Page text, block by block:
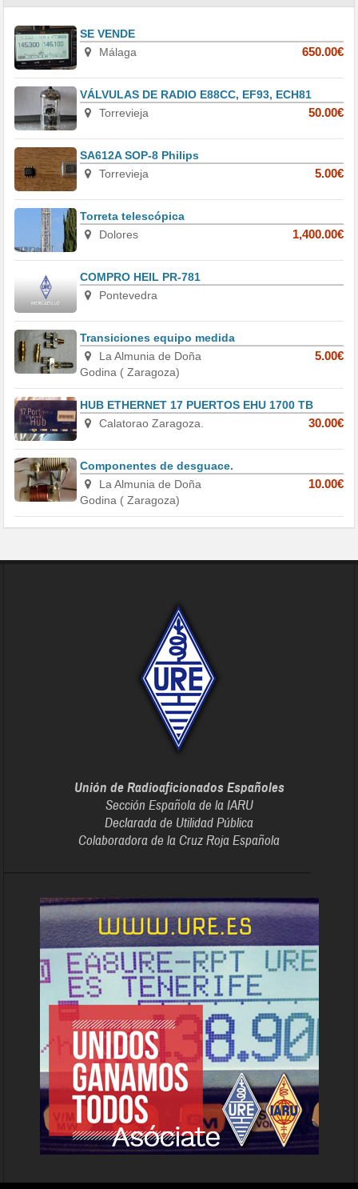
SE VENDE
Málaga
650.00€
VÁLVULAS DE RADIO E88CC, EF93, ECH81
Torrevieja
50.00€
SA612A SOP-8 Philips
Torrevieja
5.00€
Torreta telescópica
Dolores
1,400.00€
COMPRO HEIL PR-781
Pontevedra
Transiciones equipo medida
La Almunia de Doña
Godina ( Zaragoza)
5.00€
HUB ETHERNET 17 PUERTOS EHU 1700 TB
Calatorao Zaragoza.
30.00€
Componentes de desguace.
La Almunia de Doña
Godina ( Zaragoza)
10.00€
Unión de Radioaficionados Españoles
Sección Española de la IARU
Declarada de Utilidad Pública
Colaboradora de la Cruz Roja Española